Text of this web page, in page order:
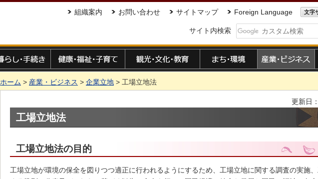
組織案内 お問い合わせ サイトマップ Foreign Language 文字
サイト内検索
ホーム > 産業・ビジネス > 企業立地 > 工場立地法
更新日
工場立地法
工場立地法の目的
工場立地が環境の保全を図りつつ適正に行われるようにするため、工場立地に関する調査の実施